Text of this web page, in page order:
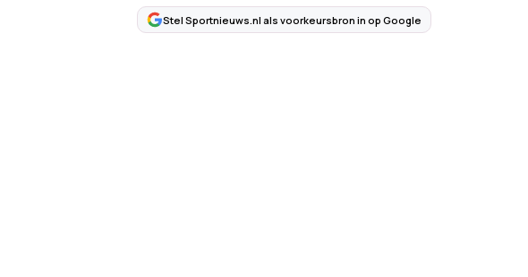
Stel Sportnieuws.nl als voorkeursbron in op Google